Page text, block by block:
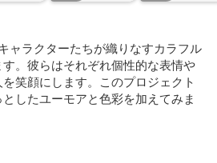
ャラクターたちが織りなすカラフル
。彼らはそれぞれ個性的な表情や
笑顔にします。このプロジェクト
したユーモアと色彩を加えてみま